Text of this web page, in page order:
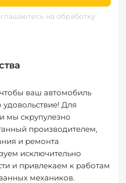
на обработку
ваш автомобиль
удовольствие! Для
мы скрупулезно
производителем,
и ремонта
исключительно
и привлекаем к работам
механиков.